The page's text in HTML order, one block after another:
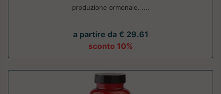
produzione ormonale. ....
a partire da € 29.61
sconto 10%